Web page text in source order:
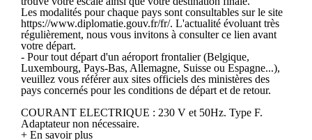
Les modalités pour chaque pays sont consultables sur le site
https://www.diplomatie.gouv.fr/fr/. L'actualité évoluant très
régulièrement, nous vous invitons à consulter ce lien avant
votre départ.
- Pour tout départ d'un aéroport frontalier (Belgique,
Luxembourg, Pays-Bas, Allemagne, Suisse ou Espagne...),
veuillez vous référer aux sites officiels des ministères des
pays concernés pour les conditions de départ et de retour.
COURANT ELECTRIQUE : 230 V et 50Hz. Type F.
Adaptateur non nécessaire.
+ En savoir plus